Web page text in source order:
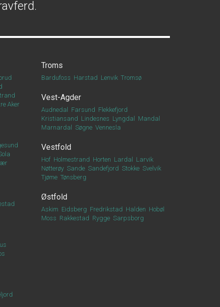
Aker
Troms
Bardufoss Harstad Lenvik Tromsø
Vest-Agder
Audnedal Farsund Flekkefjord
Kristiansand Lindesnes Lyngdal
Mandal
Marnardal
Søgne Vennesla
Vestfold
Hof Holmestrand Horten Lardal
Larvik
Nøtterøy Sande Sandefjord Stokke Svelvik
Tjøme Tønsberg
Østfold
Askim Eidsberg Fredrikstad Halden Hobøl
Moss Rakkestad Rygge Sarpsborg